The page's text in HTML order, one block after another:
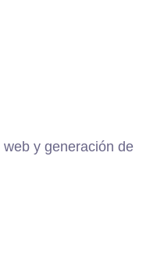
y generación de